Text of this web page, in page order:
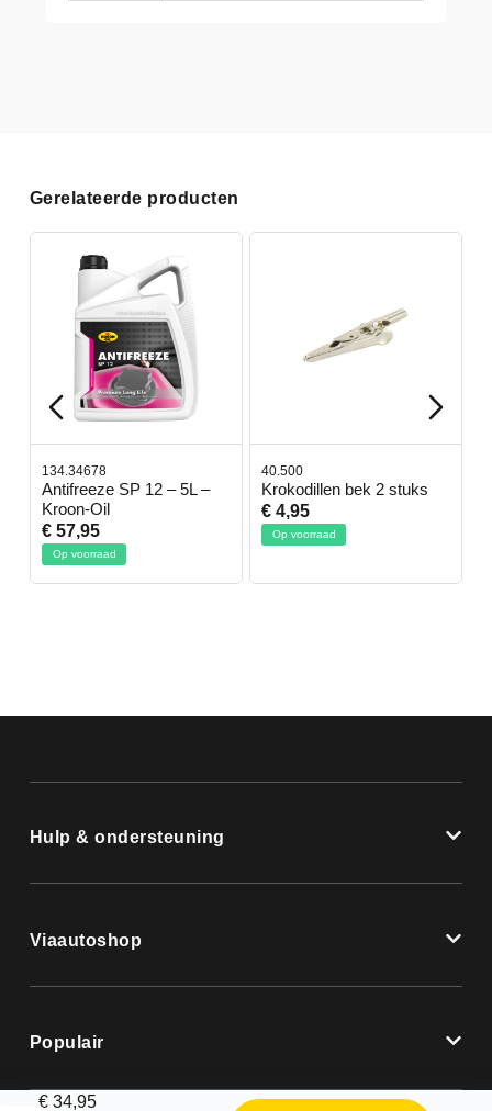
Gerelateerde producten
134.34678
Antifreeze SP 12 – 5L –
Kroon-Oil
€ 57,95
Op voorraad
40.500
Krokodillen bek 2 stuks
€ 4,95
Op voorraad
Hulp & ondersteuning
Viaautoshop
Populair
€ 34,95